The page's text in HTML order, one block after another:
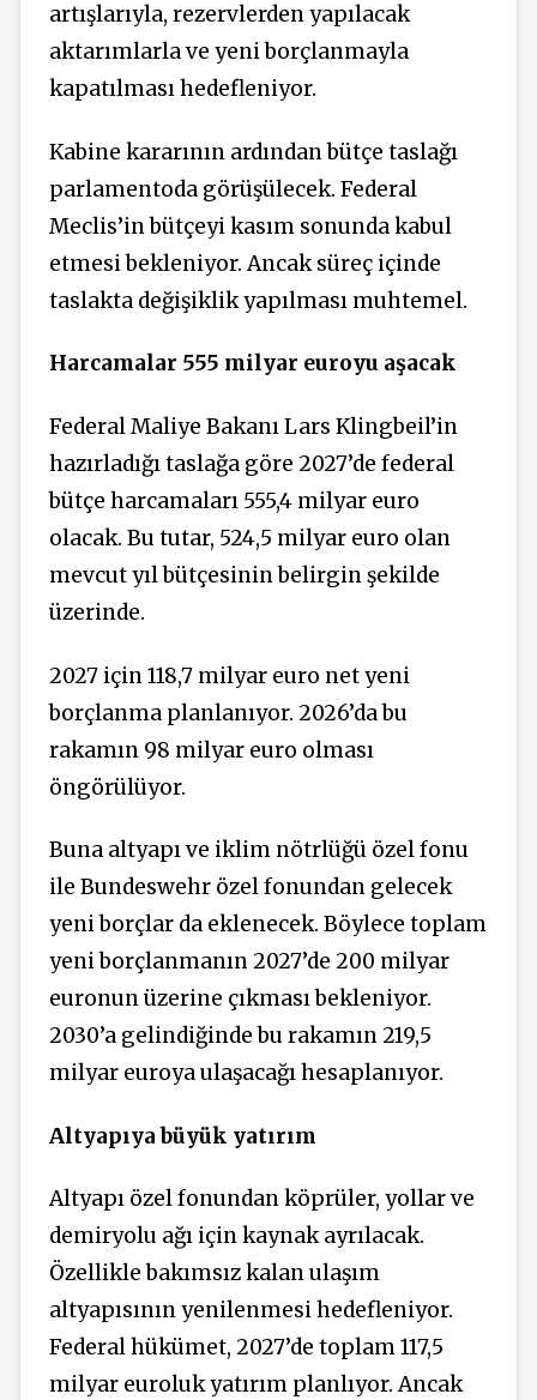
artışlarıyla, rezervlerden yapılacak
aktarımlarla ve yeni borçlanmayla
kapatılması hedefleniyor.
Kabine kararının ardından bütçe taslağı
parlamentoda görüşülecek. Federal
Meclis’in bütçeyi kasım sonunda kabul
etmesi bekleniyor. Ancak süreç içinde
taslakta değişiklik yapılması muhtemel.
Harcamalar 555 milyar euroyu aşacak
Federal Maliye Bakanı Lars Klingbeil’in
hazırladığı taslağa göre 2027’de federal
bütçe harcamaları 555,4 milyar euro
olacak. Bu tutar, 524,5 milyar euro olan
mevcut yıl bütçesinin belirgin şekilde
üzerinde.
2027 için 118,7 milyar euro net yeni
borçlanma planlanıyor. 2026’da bu
rakamın 98 milyar euro olması
öngörülüyor.
Buna altyapı ve iklim nötrlüğü özel fonu
ile Bundeswehr özel fonundan gelecek
yeni borçlar da eklenecek. Böylece toplam
yeni borçlanmanın 2027’de 200 milyar
euronun üzerine çıkması bekleniyor.
2030’a gelindiğinde bu rakamın 219,5
milyar euroya ulaşacağı hesaplanıyor.
Altyapıya büyük yatırım
Altyapı özel fonundan köprüler, yollar ve
demiryolu ağı için kaynak ayrılacak.
Özellikle bakımsız kalan ulaşım
altyapısının yenilenmesi hedefleniyor.
Federal hükümet, 2027’de toplam 117,5
milyar euroluk yatırım planlıyor. Ancak